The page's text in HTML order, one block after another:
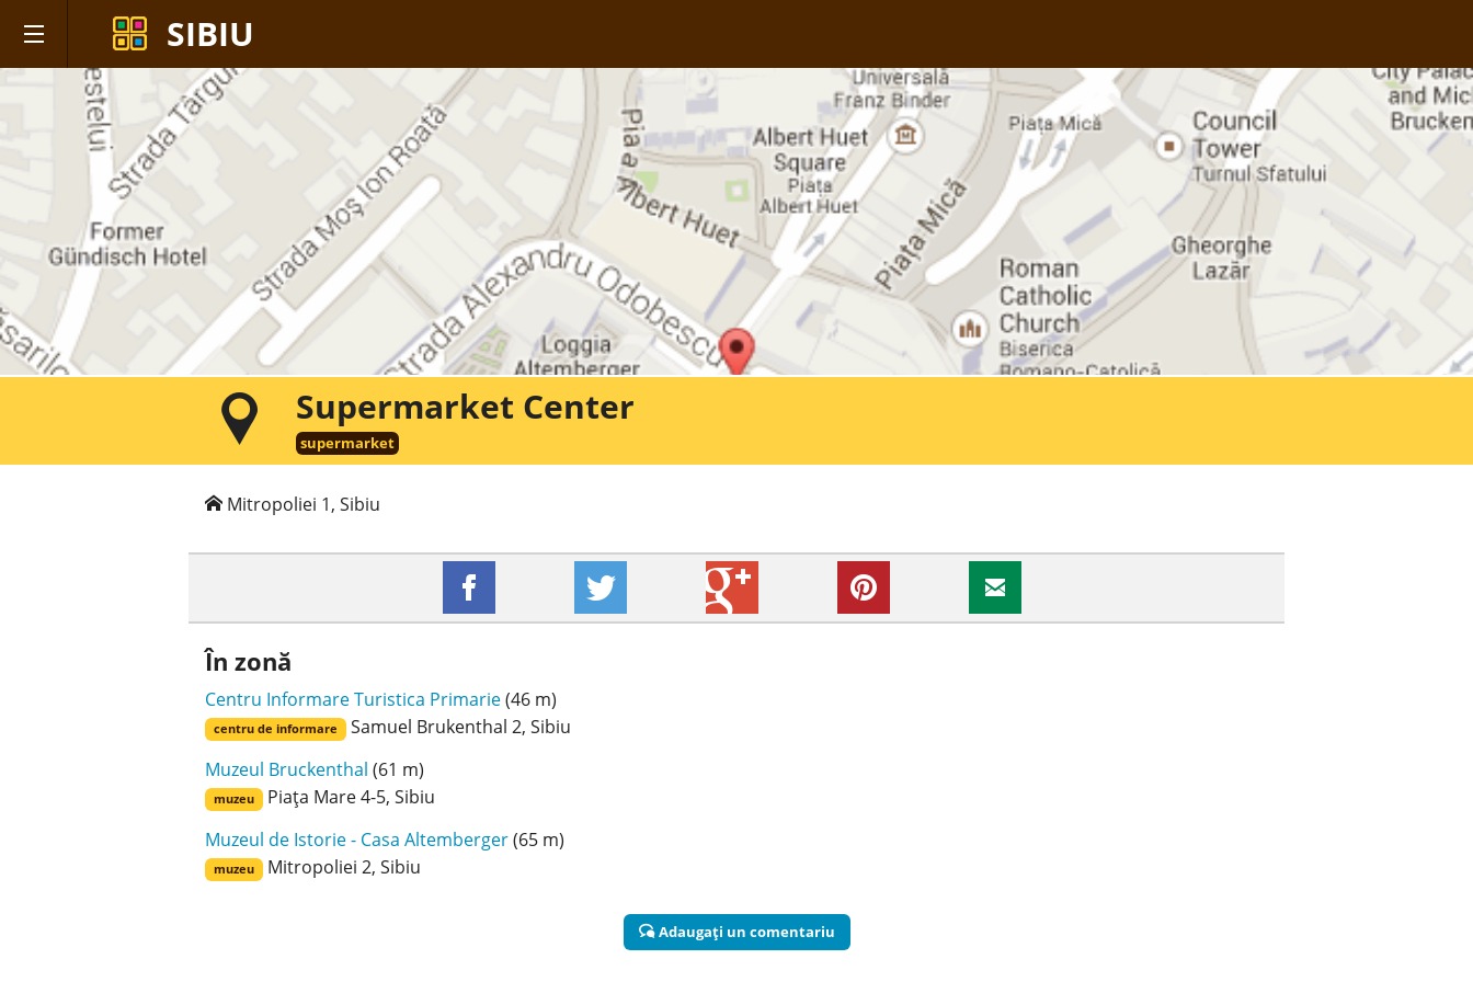
SIBIU
Supermarket Center
supermarket
Mitropoliei 1, Sibiu
În zonă
Centru Informare Turistica Primarie(46 m)
centru de informare
Samuel Brukenthal 2, Sibiu
Muzeul Bruckenthal (61 m)
muzeu
Piața Mare 4-5, Sibiu
Muzeul de Istorie - Casa Altemberger(65 m)
muzeu Mitropoliei 2, Sibiu
Adaugaţi un comentariu